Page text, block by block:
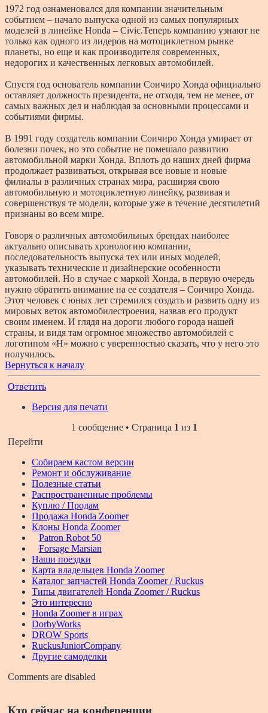
1972 год ознаменовался для компании значительным
событием – начало выпуска одной из самых популярных
моделей в линейке Honda – Civic.Теперь компанию узнают не
только как одного из лидеров на мотоциклетном рынке
планеты, но еще и как производителя современных,
недорогих и качественных легковых автомобилей.
Спустя год основатель компании Соичиро Хонда официально
оставляет должность президента, не отходя, тем не менее, от
самых важных дел и наблюдая за основными процессами и
событиями фирмы.
В 1991 году создатель компании Соичиро Хонда умирает от
болезни почек, но это событие не помешало развитию
автомобильной марки Хонда. Вплоть до наших дней фирма
продолжает развиваться, открывая все новые и новые
филиалы в различных странах мира, расширяя свою
автомобильную и мотоциклетную линейку, развивая и
совершенствуя те модели, которые уже в течение десятилетий
признаны во всем мире.
Говоря о различных автомобильных брендах наиболее
актуально описывать хронологию компании,
последовательность выпуска тех или иных моделей,
указывать технические и дизайнерские особенности
автомобилей. Но в случае с маркой Хонда, в первую очередь
нужно обратить внимание на ее создателя – Соичиро Хонда.
Этот человек с юных лет стремился создать и развить одну из
мировых веток автомобилестроения, назвав его продукт
своим именем. И глядя на дороги любого города нашей
страны, и видя там огромное множество автомобилей с
логотипом «Н» можно с уверенностью сказать, что у него это
получилось.
Вернуться к началу
Ответить
Версия для печати
1 сообщение • Страница 1 из 1
Перейти
Собираем кастом версии
Ремонт и обслуживание
Полезные статьи
Распространенные проблемы
Куплю / Продам
Продажа Honda Zoomer
Клоны Honda Zoomer
Patron Robot 50
Forsage Marsian
Наши поездки
Карта владельцев Honda Zoomer
Каталог запчастей Honda Zoomer / Ruckus
Типы двигателей Honda Zoomer / Ruckus
Это интересно
Honda Zoomer в играх
DorbyWorks
DROW Sports
RuckusJuniorCompany
Другие самоделки
Comments are disabled